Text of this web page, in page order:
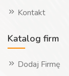
Kontakt
Katalog firm
Dodaj Firmę